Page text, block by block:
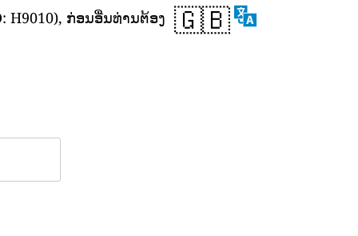
🇬🇧
H9010), ກ່ອນອື່ນທ່ານຕ້ອງ